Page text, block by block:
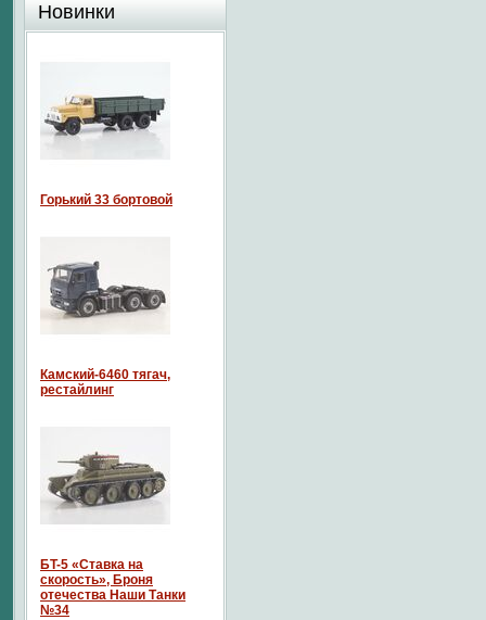
Новинки
Горький 33 бортовой
Камский-6460 тягач,
рестайлинг
БT-5 «Ставка на
скорость», Броня
отечества Наши Танки
№34